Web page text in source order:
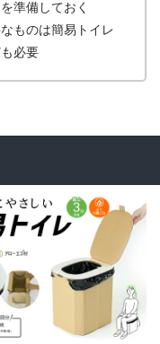
準備しておく
ものは簡易トイレ
必要